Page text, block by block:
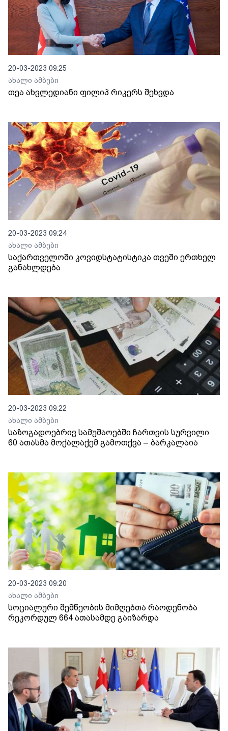
20-03-2023 09:25
ახალი ამბები
თეა ახვლედიანი ფილიპ რიკერს შეხვდა
20-03-2023 09:24
ახალი ამბები
საქართველოში კოვიდსტატისტიკა თვეში ერთხელ
განახლდება
20-03-2023 09:22
ახალი ამბები
საზოგადოებრივ სამუშაოებში ჩართვის სურვილი
60 ათასმა მოქალაქემ გამოთქვა – ბარკალაია
20-03-2023 09:20
ახალი ამბები
სოციალური შემწეობის მიმღებთა რაოდენობა
რეკორდულ 664 ათასამდე გაიზარდა